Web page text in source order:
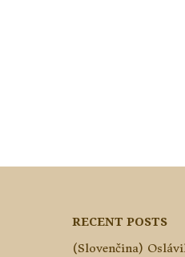
RECENT POSTS
(Slovenčina)